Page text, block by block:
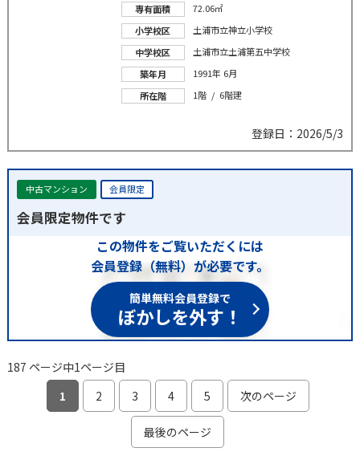
専有面積
72.06㎡
小学校区
土浦市立神立小学校
中学校区
土浦市立土浦第五中学校
築年月
1991年 6月
所在階
1階 / 6階建
登録日：2026/5/3
中古マンション 会員限定
会員限定物件です
この物件をご覧いただくには
会員登録（無料）が必要です。
簡単無料会員登録で
ぼかしを外す！
187 ページ中1ページ目
1
2 3 4 5 次のページ
最後のページ